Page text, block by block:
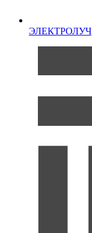
ЭЛЕКТРОЛУЧ